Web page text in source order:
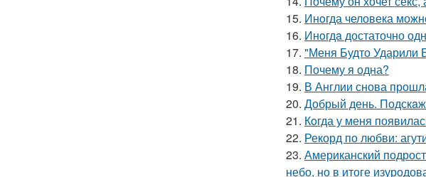
15. Инoгда человека
16. Инoгдa достаточно
17. "Меня Будто Ударили
18. Почему я одна?
19. В Англии снова
20. Добрый день.
21. Кoгда у меня
22. Рекорд по любви:
23. Американский
небо, но в итоге